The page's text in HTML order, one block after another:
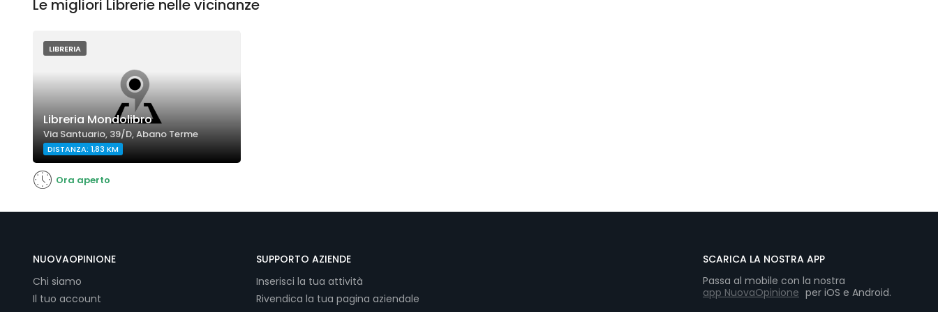
Le migliori Librerie nelle vicinanze
LIBRERIA
Libreria Mondolibro
Via Santuario, 39/D, Abano Terme
DISTANZA: 1,83 KM
Ora aperto
NUOVAOPINIONE
Chi siamo
Il tuo account
SUPPORTO AZIENDE
Inserisci la tua attività
Rivendica la tua pagina aziendale
SCARICA LA NOSTRA APP
Passa al mobile con la nostra
app NuovaOpinione per iOS e Android.